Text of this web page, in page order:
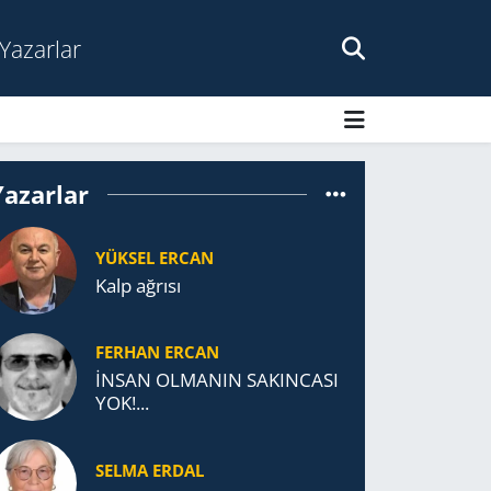
Yazarlar
YÜKSEL ERCAN
Kalp ağrısı
FERHAN ERCAN
İNSAN OLMANIN SAKINCASI
YOK!...
SELMA ERDAL